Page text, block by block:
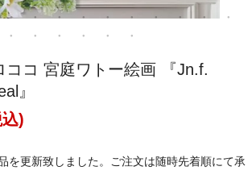
ココ 宮庭ワトー絵画 『Jn.f.
』
)
を更新致しました。ご注文は随時先着順にて承